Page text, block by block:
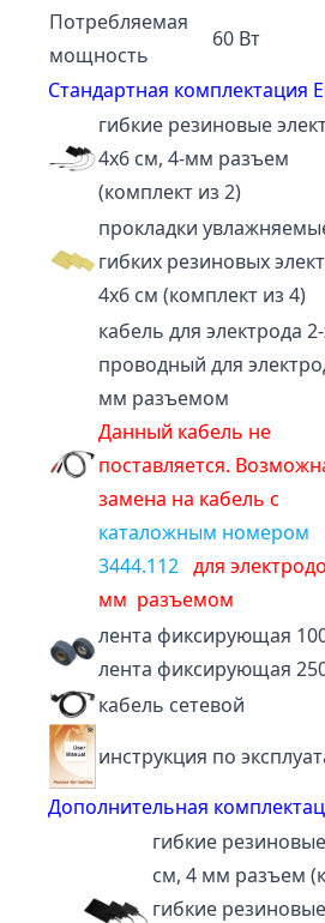
Потребляемая
мощность
60 Вт
Стандартная комплектация
гибкие резиновые
4х6 см, 4-мм разъем
(комплект из 2)
прокладки
гибких резиновых
4х6 см (комплект из 4)
кабель для электрода
проводный для
мм разъемом
Данный кабель не
поставляется.
замена на кабель с
каталожным номером
3444.112 для
мм разъемом
лента фиксирующая
лента фиксирующая
кабель сетевой
инструкция по
Дополнительная
гибкие
см, 4 мм разъем
гибкие